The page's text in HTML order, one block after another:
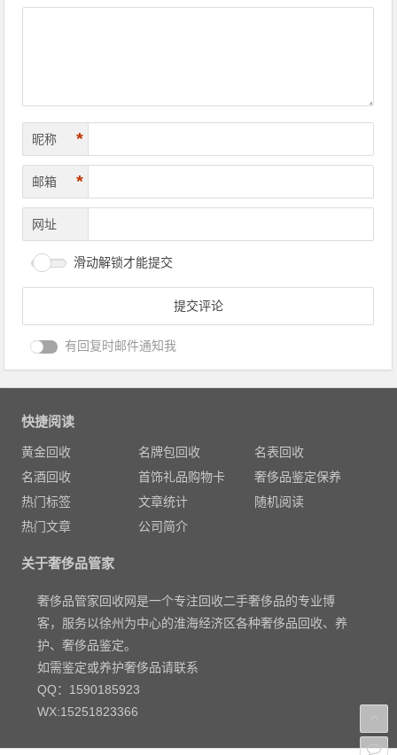
昵称 *
邮箱 *
网址
滑动解锁才能提交
有回复时邮件通知我
快捷阅读
黄金回收 名牌包回收
名表回收
名酒回收
首饰礼品购物卡
奢侈品鉴定保养
热门标签
文章统计
随机阅读
热门文章
公司简介
关于奢侈品管家
奢侈品管家回收网是一个专注回收二手奢侈品的专业博
客，服务以徐州为中心的淮海经济区各种奢侈品回收、养
护、奢侈品鉴定。
如需鉴定或养护奢侈品请联系
QQ：1590185923
WX:15251823366